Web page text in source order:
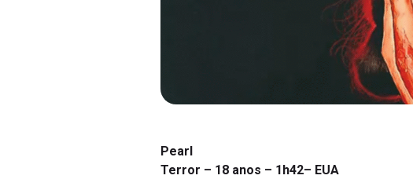
Pearl
Terror – 18 anos – 1h42– EUA